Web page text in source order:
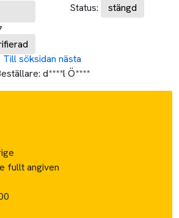
Status:
stängd
Till söksidan nästa
d****l Ö****
fullt angiven